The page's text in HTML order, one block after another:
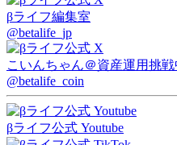
βライフ編集室
@betalife_jp
こいんちゃん＠資産運用挑戦
@betalife_coin
βライフ公式 Youtube